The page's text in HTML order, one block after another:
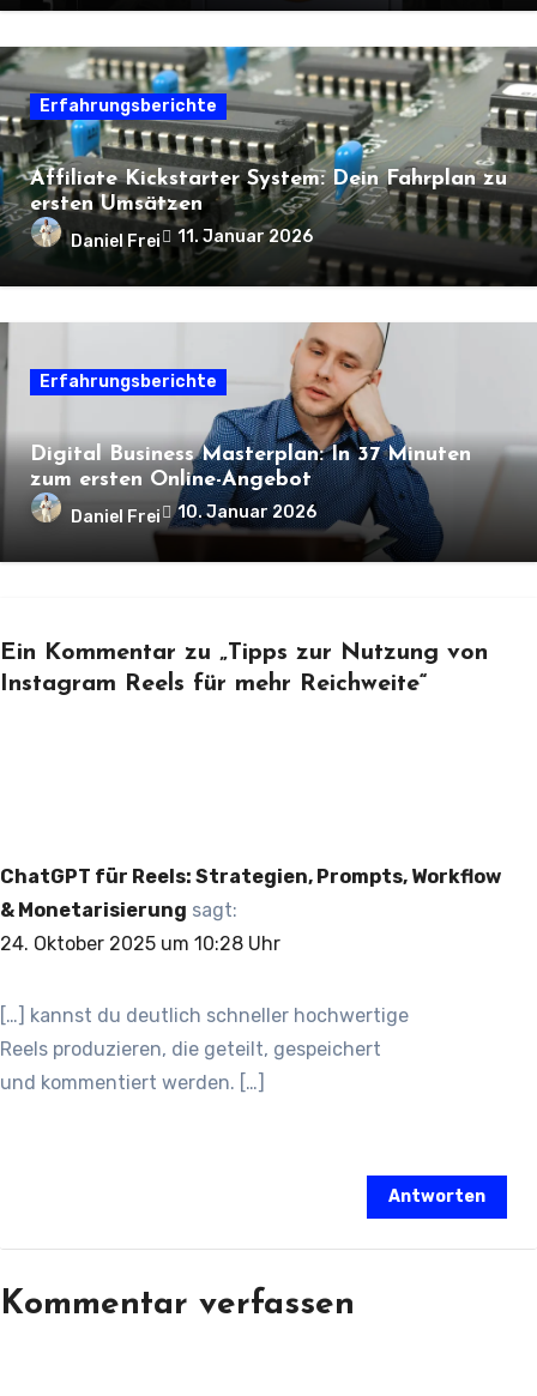
Erfahrungsberichte
Affiliate Kickstarter System: Dein Fahrplan zu
ersten Umsätzen
Daniel Frei 11. Januar 2026
Erfahrungsberichte
Digital Business Masterplan: In 37 Minuten
zum ersten Online-Angebot
Daniel Frei 10. Januar 2026
Ein Kommentar zu „Tipps zur Nutzung von
Instagram Reels für mehr Reichweite“
ChatGPT für Reels: Strategien, Prompts, Workflow
& Monetarisierung sagt:
24. Oktober 2025 um 10:28 Uhr
[…] k‬annst d‬u d‬eutlich s‬chneller hochwertige
Reels produzieren, d‬ie geteilt, gespeichert
u‬nd kommentiert werden. […]
Antworten
Kommentar verfassen